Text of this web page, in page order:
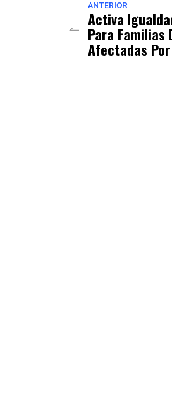
ANTERIOR
Activa
Para Familias
Afectadas